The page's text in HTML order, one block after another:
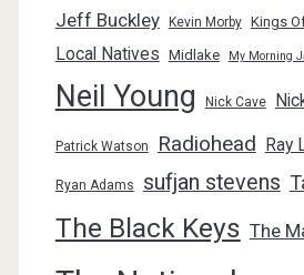
Jeff Buckley Kevin Morby Kings
Local Natives Midlake My Morning
Neil Young Nick Cave
Patrick Watson Radiohead Ray
Ryan Adams sufjan stevens
The Black Keys The